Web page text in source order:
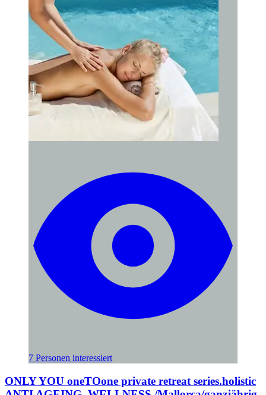
7 Personen interessiert
ONLY YOU oneTOone private retreat series.holistic